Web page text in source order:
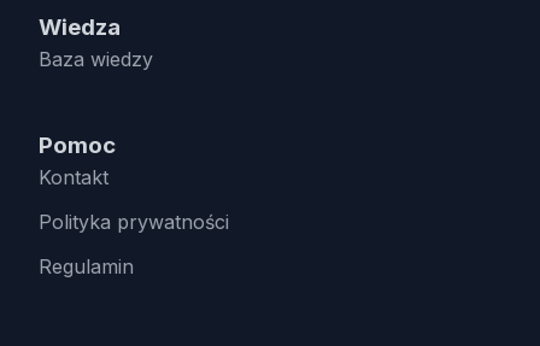
Wiedza
Baza wiedzy
Pomoc
Kontakt
Polityka prywatności
Regulamin